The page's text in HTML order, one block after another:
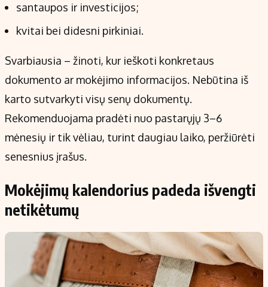
santaupos ir investicijos;
kvitai bei didesni pirkiniai.
Svarbiausia – žinoti, kur ieškoti konkretaus
dokumento ar mokėjimo informacijos. Nebūtina iš
karto sutvarkyti visų senų dokumentų.
Rekomenduojama pradėti nuo pastarųjų 3–6
mėnesių ir tik vėliau, turint daugiau laiko, peržiūrėti
senesnius įrašus.
Mokėjimų kalendorius padeda išvengti
netikėtumų